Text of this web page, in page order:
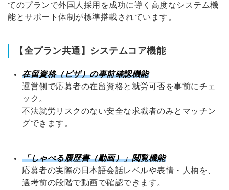
てのプランで外国人採用を成功に導く高度なシステム機
能とサポート体制が標準搭載されています 。
【全プラン共通】システムコア機能
在留資格（ビザ）の事前確認機能
運営側で応募者の在留資格と就労可否を事前にチェ
ック 。
不法就労リスクのない安全な求職者のみとマッチン
グできます 。
「しゃべる履歴書（動画）」閲覧機能
応募者の実際の日本語会話レベルや表情・人柄を、
選考前の段階で動画で確認できます。